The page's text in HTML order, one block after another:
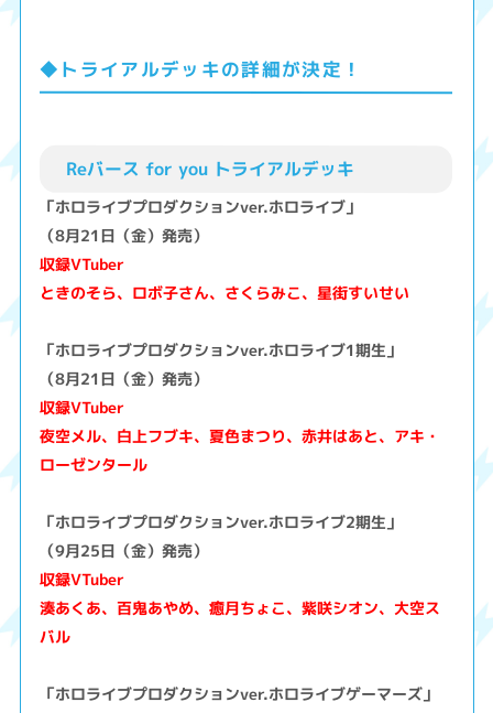
◆トライアルデッキの詳細が決定！
Reバース for you トライアルデッキ
「ホロライブプロダクションver.ホロライブ」
（8月21日（金）発売）
収録VTuber
ときのそら、ロボ子さん、さくらみこ、星街すいせい
「ホロライブプロダクションver.ホロライブ1期生」
（8月21日（金）発売）
収録VTuber
夜空メル、白上フブキ、夏色まつり、赤井はあと、アキ・
ローゼンタール
「ホロライブプロダクションver.ホロライブ2期生」
（9月25日（金）発売）
収録VTuber
湊あくあ、百鬼あやめ、癒月ちょこ、紫咲シオン、大空ス
バル
「ホロライブプロダクションver.ホロライブゲーマーズ」